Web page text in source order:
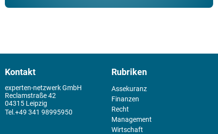
Kontakt
experten-netzwerk GmbH
Reclamstraße 42
04315 Leipzig
+49 341 98995950
Rubriken
Assekuranz
Finanzen
Recht
Management
Wirtschaft